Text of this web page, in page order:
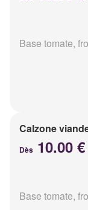
Base tomate,
Calzone
Dès 10.00 €
Base tomate,